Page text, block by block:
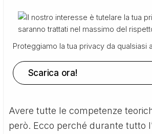
Proteggiamo la tua privacy da qualsiasi
Scarica ora!
Avere tutte le competenze
però. Ecco perché durante tutto